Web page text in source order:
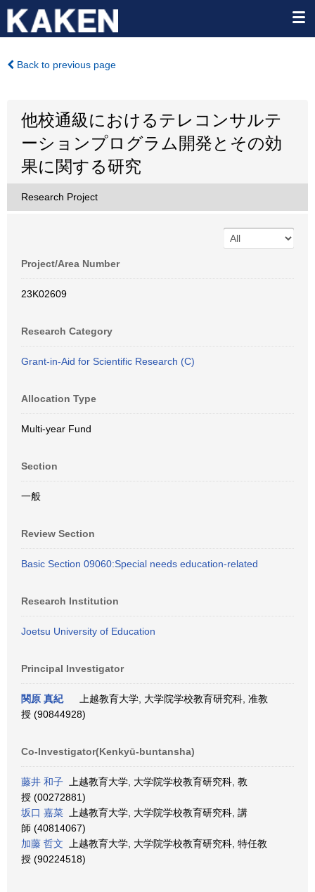
Back to previous page
他校通級におけるテレコンサルテ
ーションプログラム開発とその効
果に関する研究
Research Project
Project/Area Number
23K02609
Research Category
Grant-in-Aid for Scientific Research (C)
Allocation Type
Multi-year Fund
Section
一般
Review Section
Basic Section 09060:Special needs education-related
Research Institution
Joetsu University of Education
Principal Investigator
関原 真紀
上越教育大学, 大学院学校教育研究科, 准教
授 (90844928)
Co-Investigator(Kenkyū-buntansha)
藤井 和子 上越教育大学, 大学院学校教育研究科, 教
授 (00272881)
坂口 嘉菜 上越教育大学, 大学院学校教育研究科, 講
師 (40814067)
加藤 哲文 上越教育大学, 大学院学校教育研究科, 特任教
授 (90224518)